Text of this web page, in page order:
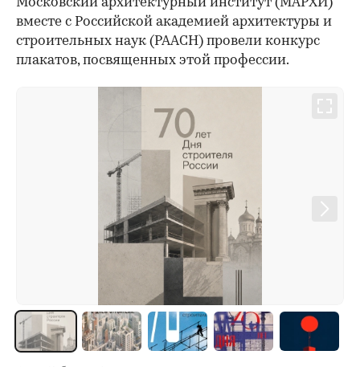
Московский архитектурный институт (МАРХИ)
вместе с Российской академией архитектуры и
строительных наук (РААСН) провели конкурс
плакатов, посвященных этой профессии.